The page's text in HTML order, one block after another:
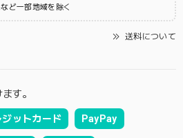
ど一部地域を除く
送料について
す。
ジットカード PayPay